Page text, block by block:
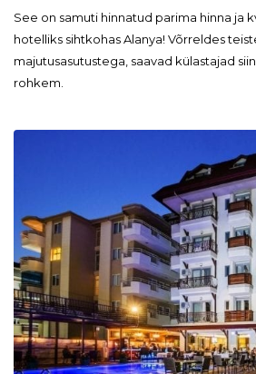
See on samuti hinnatud parima hinna ja
hotelliks sihtkohas Alanya! Võrreldes
majutusasutustega, saavad külastajad
rohkem.